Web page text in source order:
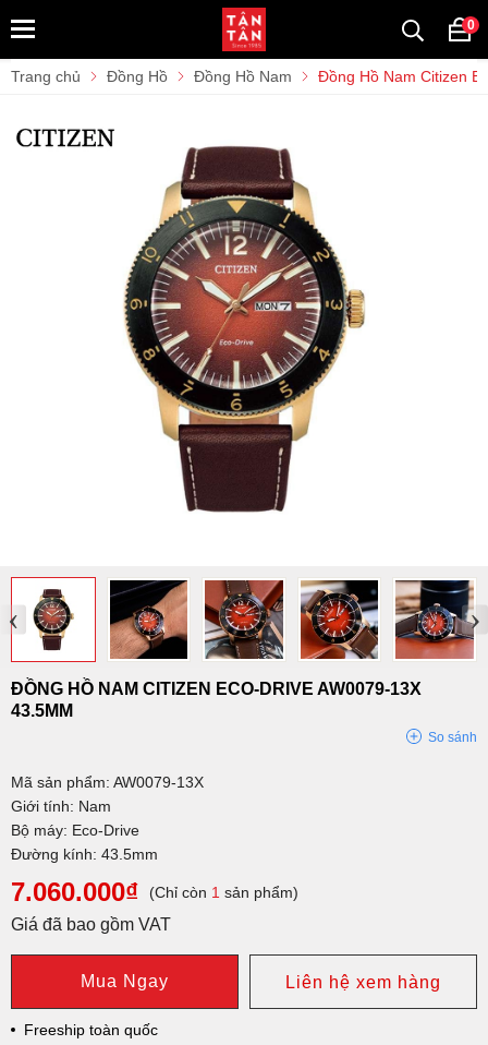
0
Trang chủ Đồng Hồ Đồng Hồ Nam Đồng Hồ Nam Citizen
‹ ›
ĐỒNG HỒ NAM CITIZEN ECO-DRIVE AW0079-13X
43.5MM
So sánh
Mã sản phẩm: AW0079-13X
Giới tính: Nam
Bộ máy: Eco-Drive
Đường kính: 43.5mm
7.060.000₫ (Chỉ còn 1 sản phẩm)
Giá đã bao gồm VAT
Mua Ngay Liên hệ xem hàng
Freeship toàn quốc